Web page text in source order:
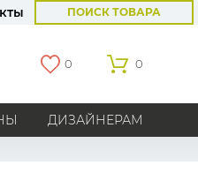
ПОИСК ТОВАРА
0 0
ДИЗАЙНЕРАМ